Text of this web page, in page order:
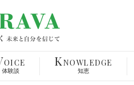
OICE
体験談
KNOWLEDGE
知恵